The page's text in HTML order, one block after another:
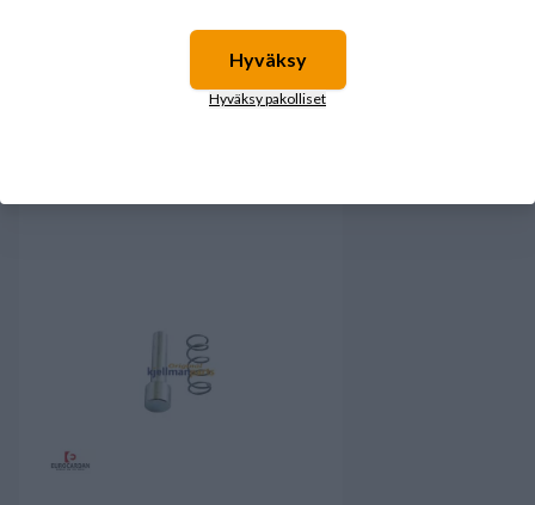
Hyväksy
Hyväksy pakolliset